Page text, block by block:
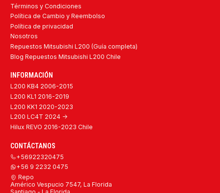
Términos y Condiciones
Política de Cambio y Reembolso
Política de privacidad
Nosotros
Repuestos Mitsubishi L200 (Guía completa)
Blog Repuestos Mitsubishi L200 Chile
INFORMACIÓN
L200 KB4 2006-2015
L200 KL1 2016-2019
L200 KK1 2020-2023
L200 LC4T 2024 ->
Hilux REVO 2016-2023 Chile
CONTÁCTANOS
+56922320475
+56 9 2232 0475
Repo
Américo Vespucio 7547, La Florida